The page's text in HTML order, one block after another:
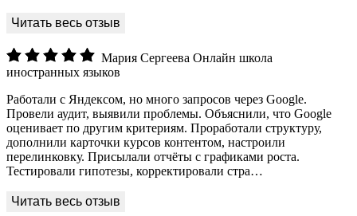
Мария Сергеева Онлайн школа
иностранных языков
Работали с Яндексом, но много запросов через Google.
Провели аудит, выявили проблемы. Объяснили, что Google
оценивает по другим критериям. Проработали структуру,
дополнили карточки курсов контентом, настроили
перелинковку. Присылали отчёты с графиками роста.
Тестировали гипотезы, корректировали стра…